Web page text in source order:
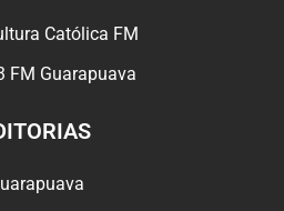
Católica FM
FM Guarapuava